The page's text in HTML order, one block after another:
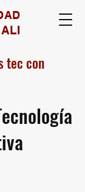
tec con